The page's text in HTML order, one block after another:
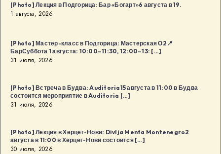
[Photo] Лекция в Подгорица: Бар «Богарт»6 августа в 19.
1 августа, 2026
[Photo] Мастер-класс в Подгорица: Мастерская О2📍
БарСуббота 1 августа: 10:00–11:30, 12:00–13: […]
31 июля, 2026
[Photo] Встреча в Будва: Auditoria15 августа в 11:00 в Будва
состоится мероприятие в Auditoria […]
31 июля, 2026
[Photo] Лекция в Херцег-Нови: Divlja Menta Montenegro2
августа в 11:00 в Херцег-Нови состоится […]
30 июля, 2026